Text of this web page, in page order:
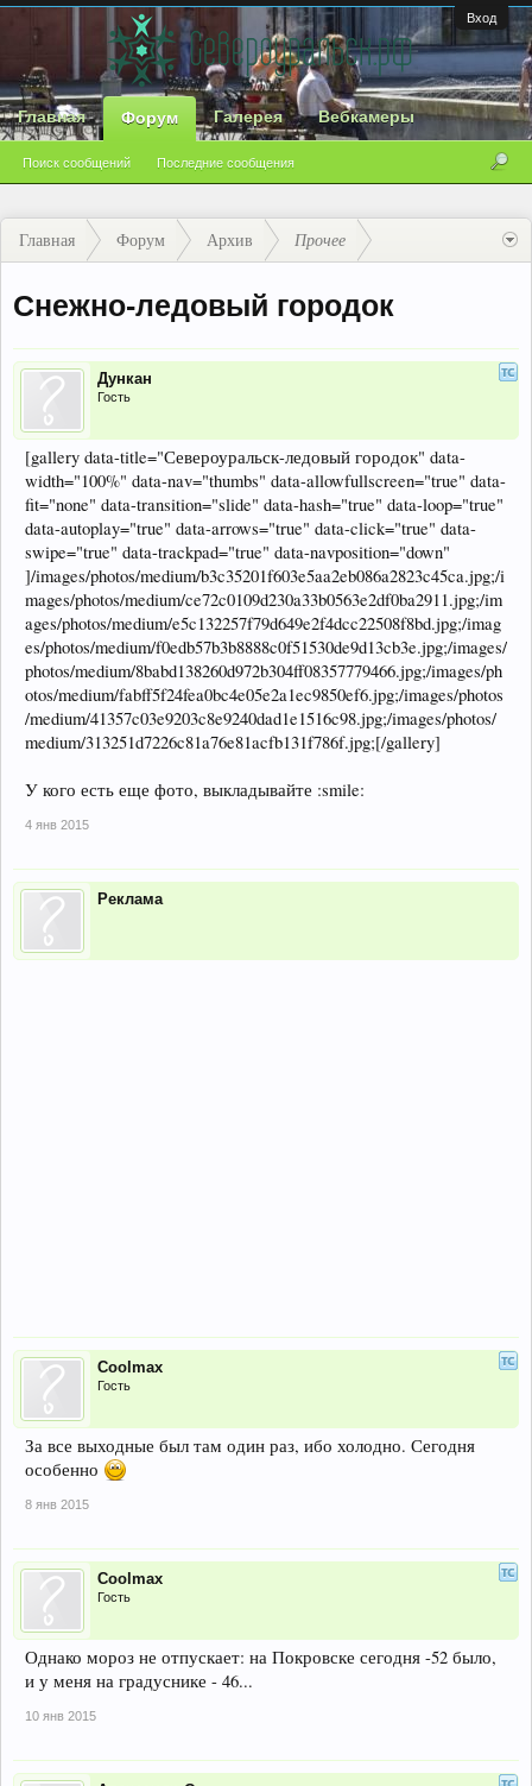
Вход
Главная Форум
Поиск сообщений Последние сообщения
Галерея Вебкамеры
Главная Форум Архив Прочее
Снежно-ледовый городок
Дункан
Гость
[gallery data-title="Североуральск-ледовый городок" data-
width="100%" data-nav="thumbs" data-allowfullscreen="true" data-
fit="none" data-transition="slide" data-hash="true" data-loop="true"
data-autoplay="true" data-arrows="true" data-click="true" data-
swipe="true" data-trackpad="true" data-navposition="down"
]/images/photos/medium/b3c35201f603e5aa2eb086a2823c45ca.jpg;/i
mages/photos/medium/ce72c0109d230a33b0563e2df0ba2911.jpg;/im
ages/photos/medium/e5c132257f79d649e2f4dcc22508f8bd.jpg;/imag
es/photos/medium/f0edb57b3b8888c0f51530de9d13cb3e.jpg;/images/
photos/medium/8babd138260d972b304ff08357779466.jpg;/images/ph
otos/medium/fabff5f24fea0bc4e05e2a1ec9850ef6.jpg;/images/photos
/medium/41357c03e9203c8e9240dad1e1516c98.jpg;/images/photos/
medium/313251d7226c81a76e81acfb131f786f.jpg;[/gallery]
У кого есть еще фото, выкладывайте :smile:
4 янв 2015
Реклама
Coolmax
Гость
За все выходные был там один раз, ибо холодно. Сегодня
особенно
8 янв 2015
Coolmax
Гость
Однако мороз не отпускает: на Покровске сегодня -52 было,
и у меня на градуснике - 46...
10 янв 2015